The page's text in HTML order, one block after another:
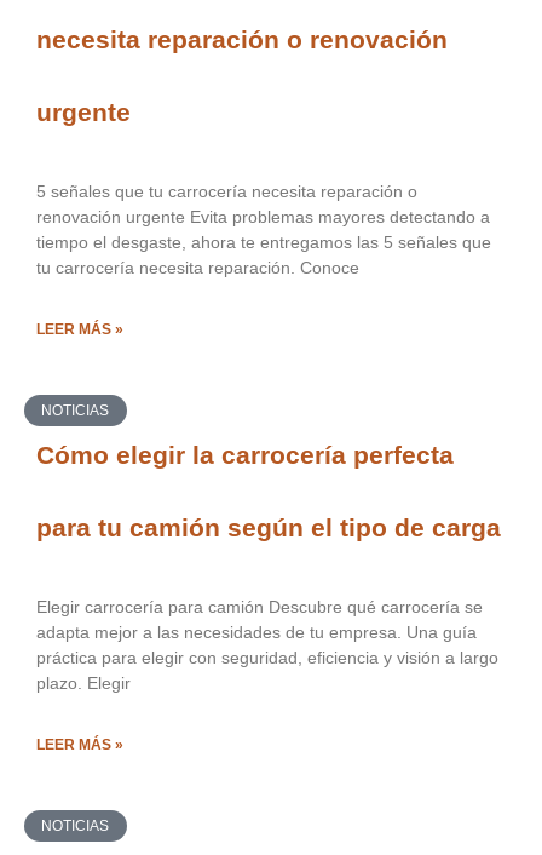
necesita reparación o renovación
urgente
5 señales que tu carrocería necesita reparación o
renovación urgente Evita problemas mayores detectando a
tiempo el desgaste, ahora te entregamos las 5 señales que
tu carrocería necesita reparación. Conoce
LEER MÁS »
NOTICIAS
Cómo elegir la carrocería perfecta
para tu camión según el tipo de carga
Elegir carrocería para camión Descubre qué carrocería se
adapta mejor a las necesidades de tu empresa. Una guía
práctica para elegir con seguridad, eficiencia y visión a largo
plazo. Elegir
LEER MÁS »
NOTICIAS